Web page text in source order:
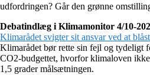
udfordringen? Går den grønne
Debatindlæg i Klimamonitor 4/10-
Klimarådet svigter sit ansvar ved at
Klimarådet bør rette sin fejl og tydeligt
CO2-budgettet, hvorfor klimaloven
1,5 grader målsætningen.